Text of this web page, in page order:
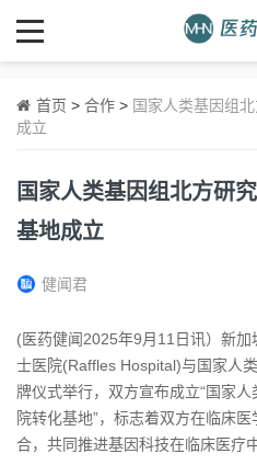
首页 > 合作 > 国家人类基因组
成立
国家人类基因组北方研
基地成立
健闻君
(医药健闻2025年9月11日讯）新
士医院(Raffles Hospital)与国家人
牌仪式举行，双方宣布成立“国家
院转化基地”，标志着双方在临床
合，共同推进基因科技在临床医疗